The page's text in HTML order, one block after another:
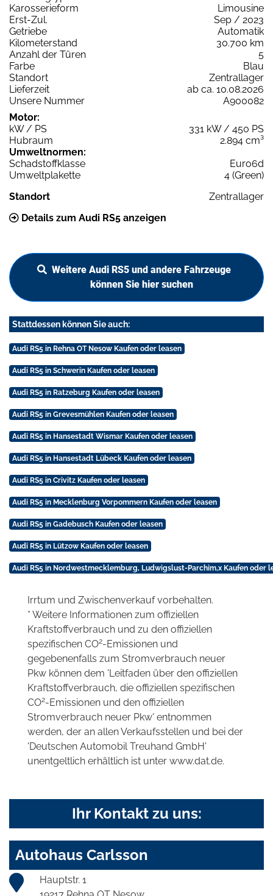
Karosserieform
Limousine
Erst-Zul.
Sep / 2023
Getriebe
Automatik
Kilometerstand
30.700 km
Anzahl der Türen
5
Farbe
Blau
Standort
Zentrallager
Lieferzeit
ab ca. 10.08.2026
Unsere Nummer
A900082
Motor:
kW / PS
331 kW / 450 PS
Hubraum
2.894 cm³
Umweltnormen:
Schadstoffklasse
Euro6d
Umweltplakette
4 (Green)
Standort
Zentrallager
Details zum Audi RS5 anzeigen
Weitere Audi RS5 und andere Fahrzeuge
können Sie hier suchen
Stattdessen können Sie auch:
Audi RS5 in Rehna OT Nesow Kaufen oder leasen
Audi RS5 in Schwerin Kaufen oder leasen
Audi RS5 in Ratzeburg Kaufen oder leasen
Audi RS5 in Grevesmühlen Kaufen oder leasen
Audi RS5 in Hansestadt Wismar Kaufen oder leasen
Audi RS5 in Hansestadt Lübeck Kaufen oder leasen
Audi RS5 in Crivitz Kaufen oder leasen
Audi RS5 in Mecklenburg Vorpommern Kaufen oder leasen
Audi RS5 in Gadebusch Kaufen oder leasen
Audi RS5 in Lützow Kaufen oder leasen
Audi RS5 in Nordwestmecklemburg, Ludwigslust-Parchim,x Kaufen oder
Irrtum und Zwischenverkauf vorbehalten.
* Weitere Informationen zum offiziellen
Kraftstoffverbrauch und zu den offiziellen
spezifischen CO2-Emissionen und
gegebenenfalls zum Stromverbrauch neuer
Pkw können dem 'Leitfaden über den offiziellen
Kraftstoffverbrauch, die offiziellen spezifischen
CO2-Emissionen und den offiziellen
Stromverbrauch neuer Pkw' entnommen
werden, der an allen Verkaufsstellen und bei der
'Deutschen Automobil Treuhand GmbH'
unentgeltlich erhältlich ist unter www.dat.de.
Ihr Kontakt zu uns:
Autohaus Carlsson
Hauptstr. 1